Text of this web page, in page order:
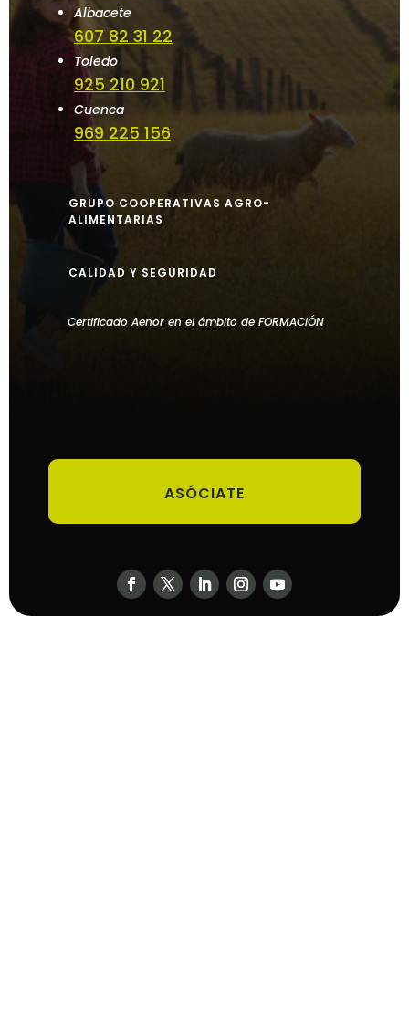
Albacete
607 82 31 22
Toledo
925 210 921
Cuenca
969 225 156
GRUPO COOPERATIVAS AGRO-
ALIMENTARIAS
CALIDAD Y SEGURIDAD
Certificado Aenor en el ámbito de FORMACIÓN
ASÓCIATE